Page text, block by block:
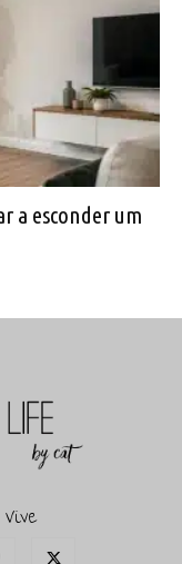
a esconder um